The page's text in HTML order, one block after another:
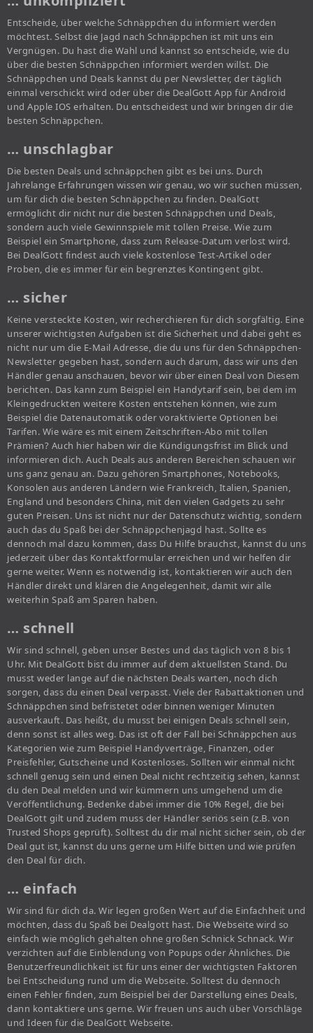
Entscheide, über welche Schnäppchen du informiert werden
möchtest. Selbst die Jagd nach Schnäppchen ist mit uns ein
Vergnügen. Du hast die Wahl und kannst so entscheide, wie du
über die besten Schnäppchen informiert werden willst. Die
Schnäppchen und Deals kannst du per Newsletter, der täglich
einmal verschickt wird oder über die DealGott App für Android
und Apple IOS erhalten. Du entscheidest und wir bringen dir die
besten Schnäppchen.
… unschlagbar
Die besten Deals und schnäppchen gibt es bei uns. Durch
Jahrelange Erfahrungen wissen wir genau, wo wir suchen müssen,
um für dich die besten Schnäppchen zu finden. DealGott
ermöglicht dir nicht nur die besten Schnäppchen und Deals,
sondern auch viele Gewinnspiele mit tollen Preise. Wie zum
Beispiel ein Smartphone, dass zum Release-Datum verlost wird.
Bei DealGott findest auch viele kostenlose Test-Artikel oder
Proben, die es immer für ein begrenztes Kontingent gibt.
… sicher
Keine versteckte Kosten, wir recherchieren für dich sorgfältig. Eine
unserer wichtigsten Aufgaben ist die Sicherheit und dabei geht es
nicht nur um die E-Mail Adresse, die du uns für den Schnäppchen-
Newsletter gegeben hast, sondern auch darum, dass wir uns den
Händler genau anschauen, bevor wir über einen Deal von Diesem
berichten. Das kann zum Beispiel ein Handytarif sein, bei dem im
Kleingedruckten weitere Kosten entstehen können, wie zum
Beispiel die Datenautomatik oder voraktivierte Optionen bei
Tarifen. Wie wäre es mit einem Zeitschriften-Abo mit tollen
Prämien? Auch hier haben wir die Kündigungsfrist im Blick und
informieren dich. Auch Deals aus anderen Bereichen schauen wir
uns ganz genau an. Dazu gehören Smartphones, Notebooks,
Konsolen aus anderen Ländern wie Frankreich, Italien, Spanien,
England und besonders China, mit den vielen Gadgets zu sehr
guten Preisen. Uns ist nicht nur der Datenschutz wichtig, sondern
auch das du Spaß bei der Schnäppchenjagd hast. Sollte es
dennoch mal dazu kommen, dass Du Hilfe brauchst, kannst du uns
jederzeit über das Kontaktformular erreichen und wir helfen dir
gerne weiter. Wenn es notwendig ist, kontaktieren wir auch den
Händler direkt und klären die Angelegenheit, damit wir alle
weiterhin Spaß am Sparen haben.
… schnell
Wir sind schnell, geben unser Bestes und das täglich von 8 bis 1
Uhr. Mit DealGott bist du immer auf dem aktuellsten Stand. Du
musst weder lange auf die nächsten Deals warten, noch dich
sorgen, dass du einen Deal verpasst. Viele der Rabattaktionen und
Schnäppchen sind befristetet oder binnen weniger Minuten
ausverkauft. Das heißt, du musst bei einigen Deals schnell sein,
denn sonst ist alles weg. Das ist oft der Fall bei Schnäppchen aus
Kategorien wie zum Beispiel Handyverträge, Finanzen, oder
Preisfehler, Gutscheine und Kostenloses. Sollten wir einmal nicht
schnell genug sein und einen Deal nicht rechtzeitig sehen, kannst
du den Deal melden und wir kümmern uns umgehend um die
Veröffentlichung. Bedenke dabei immer die 10% Regel, die bei
DealGott gilt und zudem muss der Händler seriös sein (z.B. von
Trusted Shops geprüft). Solltest du dir mal nicht sicher sein, ob der
Deal gut ist, kannst du uns gerne um Hilfe bitten und wie prüfen
den Deal für dich.
… einfach
Wir sind für dich da. Wir legen großen Wert auf die Einfachheit und
möchten, dass du Spaß bei Dealgott hast. Die Webseite wird so
einfach wie möglich gehalten ohne großen Schnick Schnack. Wir
verzichten auf die Einblendung von Popups oder Ähnliches. Die
Benutzerfreundlichkeit ist für uns einer der wichtigsten Faktoren
bei Entscheidung rund um die Webseite. Solltest du dennoch
einen Fehler finden, zum Beispiel bei der Darstellung eines Deals,
dann kontaktiere uns gerne. Wir freuen uns auch über Vorschläge
und Ideen für die DealGott Webseite.